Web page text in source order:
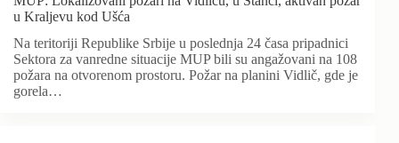
u Kraljevu kod Ušća
Na teritoriji Republike Srbije u poslednja 24 časa pripadnici
Sektora za vanredne situacije MUP bili su angažovani na 108
požara na otvorenom prostoru. Požar na planini Vidlič, gde je
gorela…